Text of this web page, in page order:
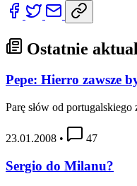
Ostatnie
Pepe: Hierro zawsze
Parę słów od portugalskiego
23.01.2008 • 47
Sergio do Milanu?